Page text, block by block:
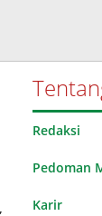
Redaksi
Pedoman
Karir